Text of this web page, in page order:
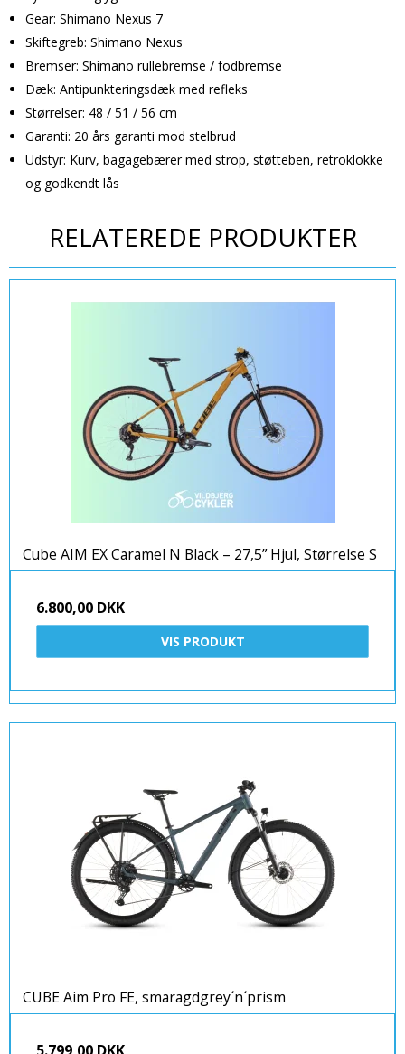
Gear: Shimano Nexus 7
Skiftegreb: Shimano Nexus
Bremser: Shimano rullebremse / fodbremse
Dæk: Antipunkteringsdæk med refleks
Størrelser: 48 / 51 / 56 cm
Garanti: 20 års garanti mod stelbrud
Udstyr: Kurv, bagagebærer med strop, støtteben, retroklokke
og godkendt lås
RELATEREDE PRODUKTER
Cube AIM EX Caramel N Black – 27,5” Hjul, Størrelse S
6.800,00 DKK
VIS PRODUKT
CUBE Aim Pro FE, smaragdgrey´n´prism